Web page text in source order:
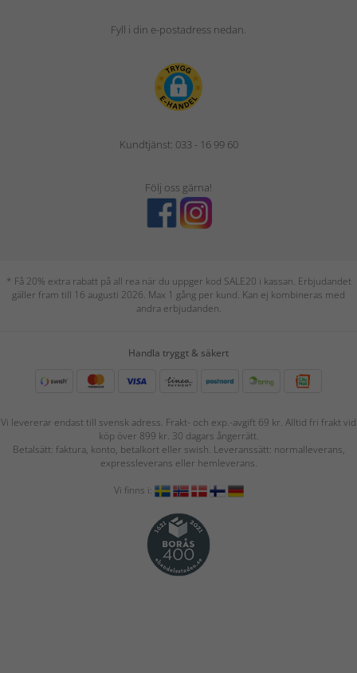
Fyll i din e-postadress nedan.
Kundtjänst: 033 - 16 99 60
Följ oss gärna!
* Få 20% extra rabatt på all rea när du uppger kod SALE20 i kassan. Erbjudandet
gäller fram till 16 augusti 2026. Max 1 gång per kund. Kan ej kombineras med
andra erbjudanden.
Handla tryggt & säkert
Vi levererar endast till svensk adress. Frakt- och exp.-avgift 69 kr. Alltid fri frakt vid
köp över 899 kr. 30 dagars ångerrätt.
Betalsätt: faktura, konto, betalkort eller swish. Leveranssätt: normalleverans,
expressleverans eller hemleverans.
Vi finns i: